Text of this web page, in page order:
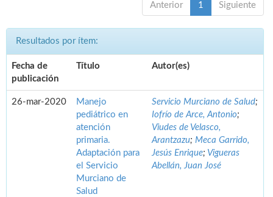
Anterior 1 Siguiente
Resultados por ítem:
Fecha de
publicación
Título Autor(es)
26-mar-2020
Manejo
pediátrico en
atención
primaria.
Adaptación para
el Servicio
Murciano de
Salud
Servicio Murciano de Salud;
Iofrío de Arce, Antonio;
Viudes de Velasco,
Arantzazu; Meca Garrido,
Jesús Enrique; Vigueras
Abellán, Juan José